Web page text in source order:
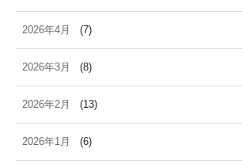
2026年4月 (7)
2026年3月 (8)
2026年2月 (13)
2026年1月 (6)